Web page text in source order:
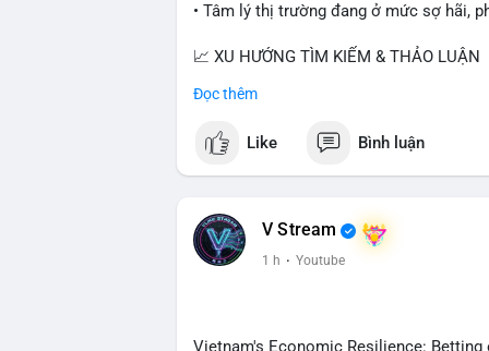
• Tâm lý thị trường đang ở mức sợ hãi,
📈 XU HƯỚNG TÌM KIẾM & THẢO LUẬN
• LunarCrush Trending: Ethereum,
đại học.
• Tin tức kinh tế: Mỹ mất 23.000 việc
• Pháp lý: Thượng viện Mỹ lùi việc bỏ
yêu cầu luật pháp không do ngành
Đọc thêm
Like Bình luận
V Stream
1 h · Youtube
Vietnam's Economic Resilience: Betting